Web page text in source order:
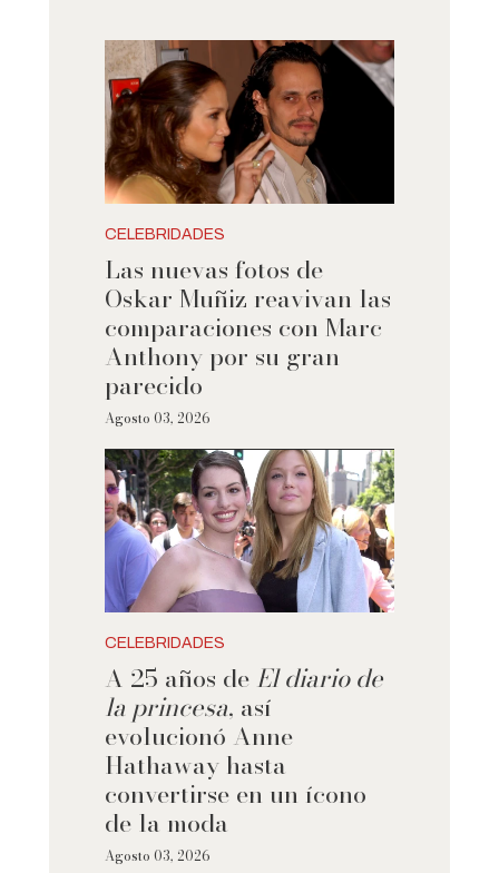
CELEBRIDADES
Las nuevas fotos de
Oskar Muñiz reavivan las
comparaciones con Marc
Anthony por su gran
parecido
Agosto 03, 2026
CELEBRIDADES
A 25 años de El diario de
la princesa, así
evolucionó Anne
Hathaway hasta
convertirse en un ícono
de la moda
Agosto 03, 2026